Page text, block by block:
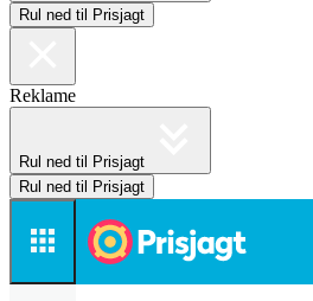
Rul ned til Prisjagt
Reklame
Rul ned til Prisjagt
Rul ned til Prisjagt